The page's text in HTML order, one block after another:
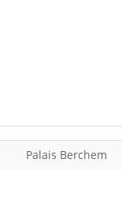
Palais Berchem